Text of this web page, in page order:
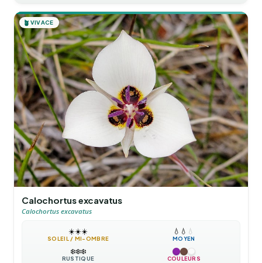
🪴 VIVACE
Calochortus excavatus
Calochortus excavatus
☀️☀️☀️
SOLEIL / MI-OMBRE
💧 💧 💧
MOYEN
❄️❄️❄️
RUSTIQUE COULEURS